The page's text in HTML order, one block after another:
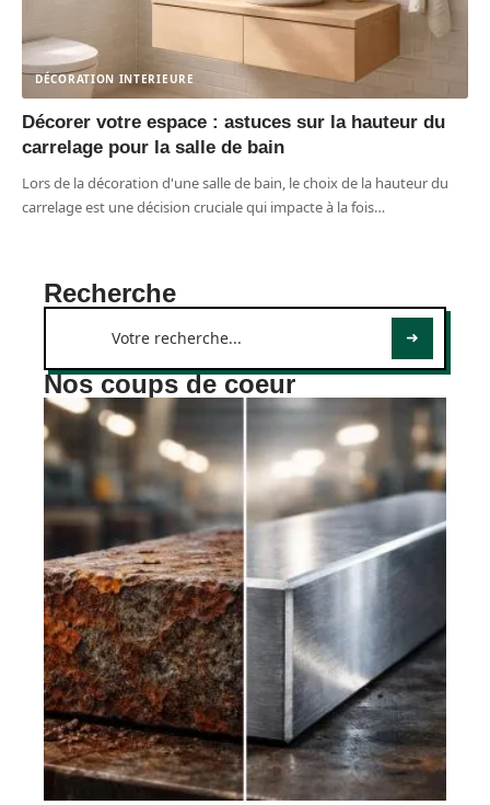
DÉCORATION INTERIEURE
Décorer votre espace : astuces sur la hauteur du
carrelage pour la salle de bain
Lors de la décoration d'une salle de bain, le choix de la hauteur du
carrelage est une décision cruciale qui impacte à la fois…
Recherche
Nos coups de coeur